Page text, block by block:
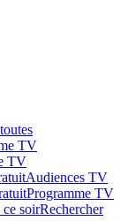
TV
TV
Audiences TV
Programme TV
soirRechercher